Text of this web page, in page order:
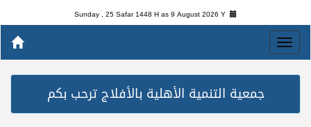
Sunday , 25 Safar 1448 H as9 August 2026 Y
جمعية التنمية الأهلية بالأفلاج ترحب بكم